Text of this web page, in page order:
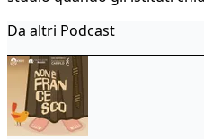
Da altri Podcast